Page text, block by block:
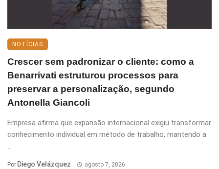
NOTÍCIAS
Crescer sem padronizar o cliente: como a
Benarrivati estruturou processos para
preservar a personalização, segundo
Antonella Giancoli
Empresa afirma que expansão internacional exigiu transformar
conhecimento individual em método de trabalho, mantendo a
...
Por Diego Velázquez agosto 7, 2026